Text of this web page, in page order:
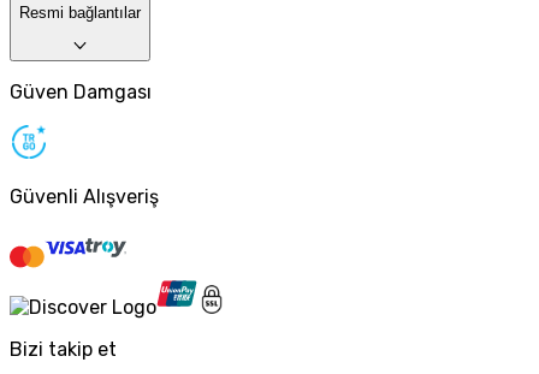
Resmi bağlantılar
Güven Damgası
Güvenli Alışveriş
Bizi takip et